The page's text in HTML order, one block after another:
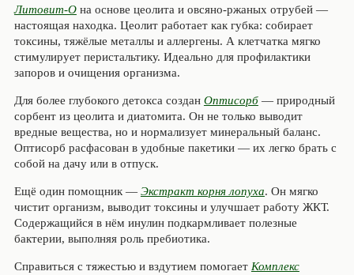
Литовит-Она основе цеолита и овсяно-ржаных отрубей —
настоящая находка. Цеолит работает как губка: собирает
токсины, тяжёлые металлы и аллергены. А клетчатка мягко
стимулирует перистальтику. Идеально для профилактики
запоров и очищения организма.
Для более глубокого детокса создан Оптисорб— природный
сорбент из цеолита и диатомита. Он не только выводит
вредные вещества, но и нормализует минеральный баланс.
Оптисорб расфасован в удобные пакетики — их легко брать с
собой на дачу или в отпуск.
Ещё один помощник — Экстракт корня лопуха. Он мягко
чистит организм, выводит токсины и улучшает работу ЖКТ.
Содержащийся в нём инулин подкармливает полезные
бактерии, выполняя роль пребиотика.
Справиться с тяжестью и вздутием помогает Комплекс